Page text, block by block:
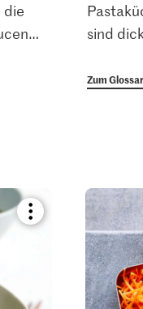
die
…
sind
Zum
Bookmark
recipe
collections.